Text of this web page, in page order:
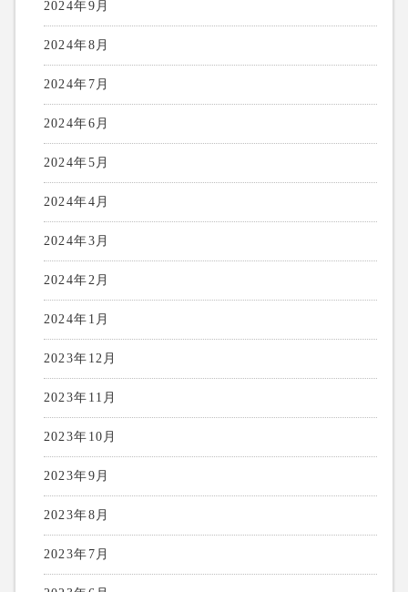
2024年9月
2024年8月
2024年7月
2024年6月
2024年5月
2024年4月
2024年3月
2024年2月
2024年1月
2023年12月
2023年11月
2023年10月
2023年9月
2023年8月
2023年7月